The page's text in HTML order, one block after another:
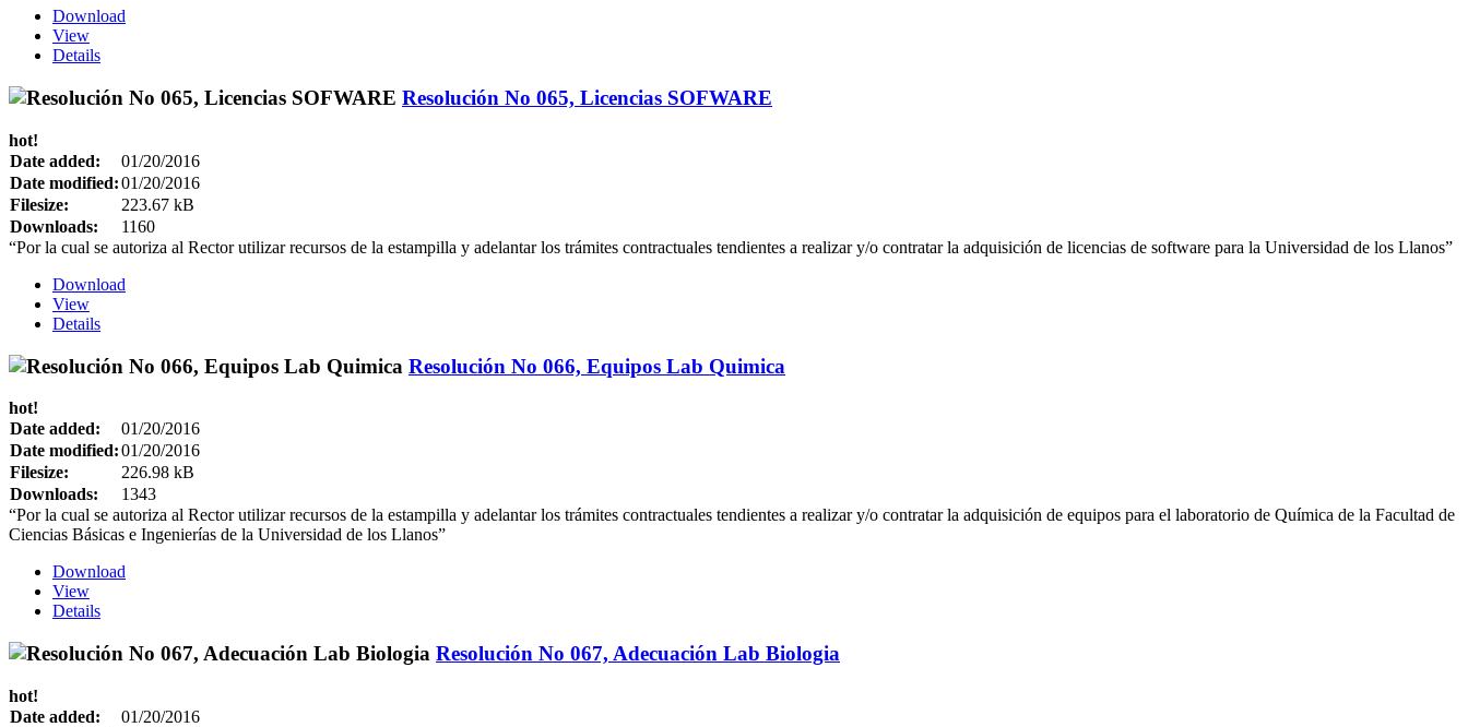
Download
View
Details
Resolución No 065, Licencias SOFWARE
hot!
Date added:
01/20/2016
Date modified:01/20/2016
Filesize:
223.67 kB
Downloads:
1160
“Por la cual se autoriza al Rector utilizar recursos de la estampilla y adelantar los trámites contractuales tendientes a realizar y/o contratar la adquisición de licencias de software para la Universidad de los Llanos”
Download
View
Details
Resolución No 066, Equipos Lab Quimica
hot!
Date added:
01/20/2016
Date modified:01/20/2016
Filesize:
226.98 kB
Downloads:
1343
“Por la cual se autoriza al Rector utilizar recursos de la estampilla y adelantar los trámites contractuales tendientes a realizar y/o contratar la adquisición de equipos para el laboratorio de Química de la Facultad de
Ciencias Básicas e Ingenierías de la Universidad de los Llanos”
Download
View
Details
Resolución No 067, Adecuación Lab Biologia
hot!
Date added:
01/20/2016